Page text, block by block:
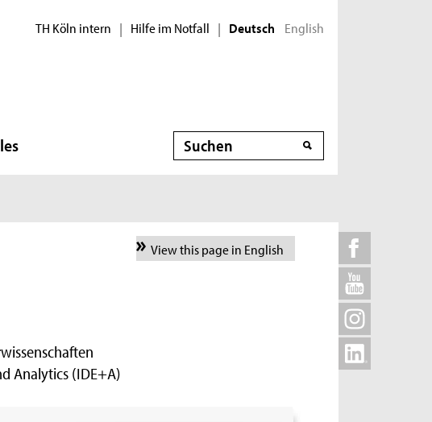
TH Köln intern | Hilfe im Notfall | Deutsch English
Suche
View this page in English
Analytics (IDE+A)